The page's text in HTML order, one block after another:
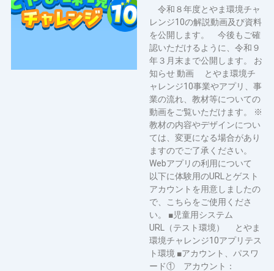
令和８年度とやま環境チャ
レンジ10の解説動画及び資料
を公開します。 今後もご確
認いただけるように、令和９
年３月末まで公開します。 お
知らせ 動画 とやま環境チ
ャレンジ10事業やアプリ、事
業の流れ、教材等についての
動画をご覧いただけます。 ※
教材の内容やデザインについ
ては、変更になる場合があり
ますのでご了承ください。
Webアプリの利用について
以下に体験用のURLとゲスト
アカウントを用意しましたの
で、こちらをご使用くださ
い。 ■児童用システム
URL（テスト環境） とやま
環境チャレンジ10アプリテス
ト環境 ■アカウント、パスワ
ード① アカウント：